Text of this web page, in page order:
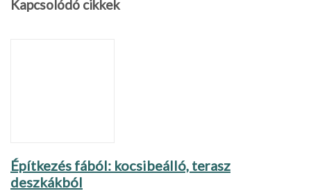
Kapcsolódó cikkek
Építkezés fából: kocsibeálló, terasz
deszkákból